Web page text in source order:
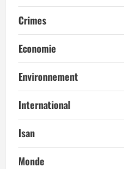
Crimes
Economie
Environnement
International
Isan
Monde